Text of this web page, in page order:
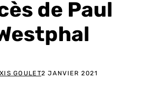
de Paul
GOULET2 JANVIER 2021